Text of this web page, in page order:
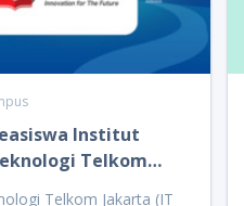
Caranya yakni dengan
akademis, pengalaman
didukung pula oleh
Scholarship Award
Institute akan
beasiswa senilai total
Beasiswa tersebut
Institut
Telkom…
Telkom Jakarta (IT